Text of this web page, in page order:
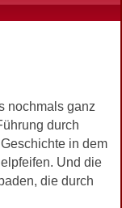
nochmals ganz
durch
in dem
Und die
die durch